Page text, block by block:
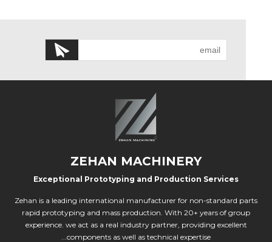
ZEHAN MACHINERY
Exceptional Prototyping and Production Services
Zehan is a leading international manufacturer for non-standard parts
rapid prototyping and mass production. With 20+ years of group
experience. we act as a real industry partner, providing excellent
components as well as technical expertise...